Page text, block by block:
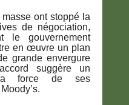
ont stoppé la
de négociation,
le gouvernement
en œuvre un plan
grande envergure
suggère un
la force de ses